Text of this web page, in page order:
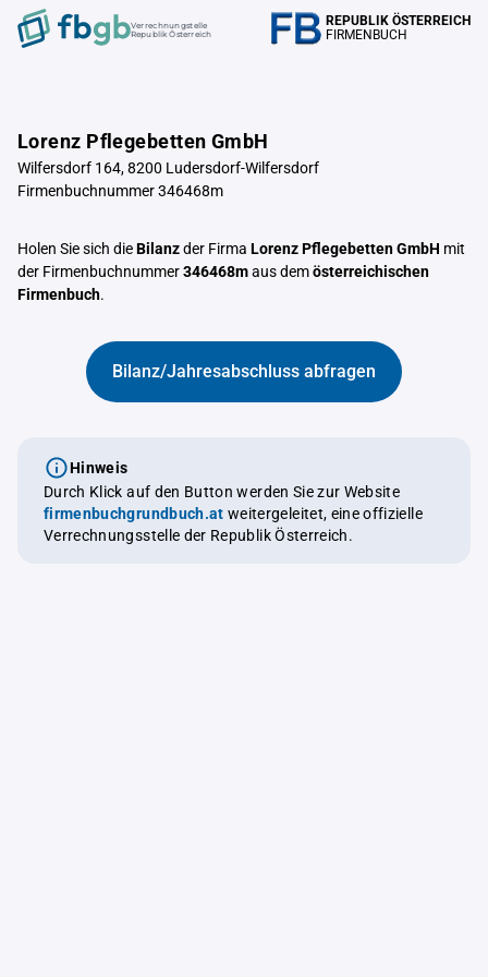
Verrechnungstelle
Republik Österreich
REPUBLIK ÖSTERREICH
FIRMENBUCH
Lorenz Pflegebetten GmbH
Wilfersdorf 164, 8200 Ludersdorf-Wilfersdorf
Firmenbuchnummer 346468m
Holen Sie sich dieBilanzder Firma Lorenz Pflegebetten GmbH mit
der Firmenbuchnummer346468maus demösterreichischen
Firmenbuch.
Bilanz/Jahresabschluss abfragen
Hinweis
Durch Klick auf den Button werden Sie zur Website
firmenbuchgrundbuch.at weitergeleitet, eine offizielle
Verrechnungsstelle der Republik Österreich.